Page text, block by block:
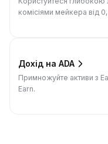
комісіями мейкера від
Дохід на ADA
Примножуйте активи з
Earn.